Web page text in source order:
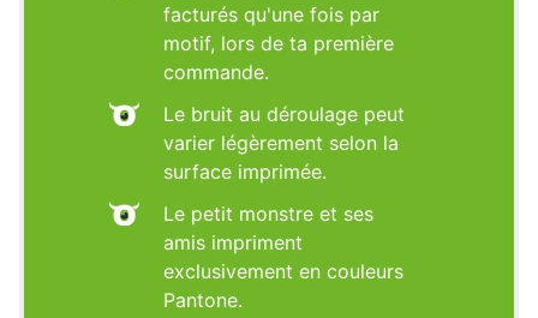
facturés qu'une fois par
motif, lors de ta première
commande.
Le bruit au déroulage peut
varier légèrement selon la
surface imprimée.
Le petit monstre et ses
amis impriment
exclusivement en couleurs
Pantone.